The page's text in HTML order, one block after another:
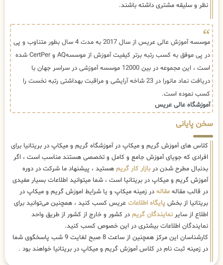
نظر و سلیقه مشتری داشته باشند.
موسسه آموزش عالی عریس از سال 2017 به مدت 4 سال بطور متناوب و پی
در پی موفق به کسب رتبه برتر کیفیت آموزش از موسسهAQ و CertPer شده
است ، این مجموعه در بین 12000 موسسه آموزشی در سراسر جهان با
دریافت نماد مانورا در 23 شاخه آرایشی و مراقبت بهداشتی رتبه نخست را
کسب نموده است.
آموزشگاه عالی عریس
سخن پایانی
کلاس های آموزش گریم و میکاپ در آموزشگاه گریم و میکاپ در بریتانیا برای
افرادی که جویای آموزش جامع و کامل و تخصصی هستند مناسب است ، اگر
بدنبال مطرح شدن دربازار کار گریم هستید ، پیشنهاد ما شرکت در دوره
آموزش گریم و میکاپ در بریتانیا است ، شما میتوانید اطلاعات بسیار مفیدی
در قالب مقاله مقاله در زمینه میکاپ و یا شرایط اموزش گریم و میکاپ در
بریتانیا از بخش پایگاه اطلاعات عریس کسب کنید ، همچنین می‌توانید برای
اطلاع از سایرنمایندگان گریم در کشور و خارج از کشور از طریق واحد
نمایندگان اطلاعات بیشتری در این خصوص کسب کنید.
کارشناسان این مرکز همچنین از ساعت 8 صبح لغایت 9 شب پاسخگوی شما
در زمینه ثبت نام در کلاس آموزش گریم و میکاپ در بریتانیا خواهند بود .